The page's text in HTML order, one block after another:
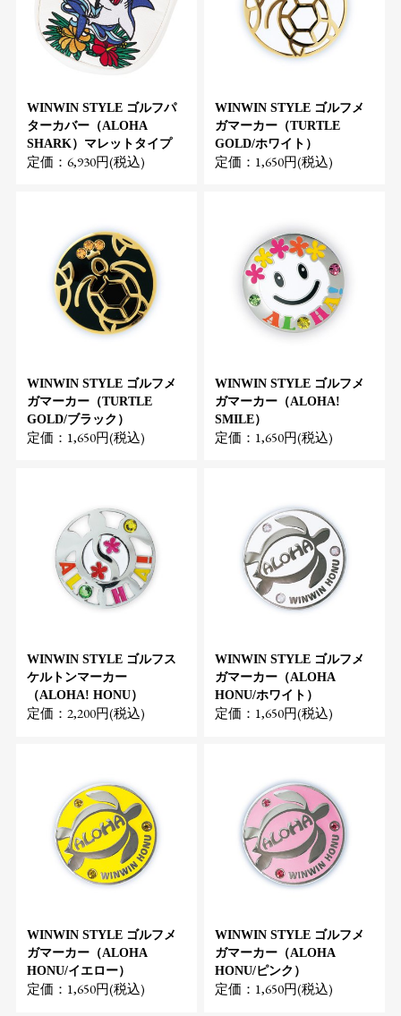
WINWIN STYLE ゴルフパ
ターカバー（ALOHA
SHARK）マレットタイプ
定価：6,930円(税込)
WINWIN STYLE ゴルフメ
ガマーカー（TURTLE
GOLD/ホワイト）
定価：1,650円(税込)
WINWIN STYLE ゴルフメ
ガマーカー（TURTLE
GOLD/ブラック）
定価：1,650円(税込)
WINWIN STYLE ゴルフメ
ガマーカー（ALOHA!
SMILE）
定価：1,650円(税込)
WINWIN STYLE ゴルフス
ケルトンマーカー
（ALOHA! HONU）
定価：2,200円(税込)
WINWIN STYLE ゴルフメ
ガマーカー（ALOHA
HONU/ホワイト）
定価：1,650円(税込)
WINWIN STYLE ゴルフメ
ガマーカー（ALOHA
HONU/イエロー）
定価：1,650円(税込)
WINWIN STYLE ゴルフメ
ガマーカー（ALOHA
HONU/ピンク）
定価：1,650円(税込)